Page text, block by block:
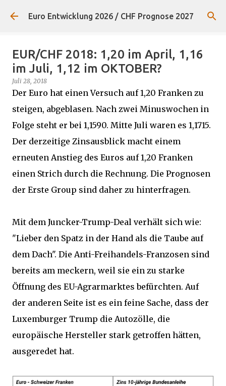
Direkt zum Hauptbereich
Euro Entwicklung 2026 / CHF Prognose 2027
EUR/CHF 2018: 1,20 im April, 1,16
im Juli, 1,12 im OKTOBER?
Juli 28, 2018
Der Euro hat einen Versuch auf 1,20 Franken zu
steigen, abgeblasen. Nach zwei Minuswochen in
Folge steht er bei 1,1590. Mitte Juli waren es 1,1715.
Der derzeitige Zinsausblick macht einem
erneuten Anstieg des Euros auf 1,20 Franken
einen Strich durch die Rechnung. Die Prognosen
der Erste Group sind daher zu hinterfragen.
Mit dem Juncker-Trump-Deal verhält sich wie:
"Lieber den Spatz in der Hand als die Taube auf
dem Dach". Die Anti-Freihandels-Franzosen sind
bereits am meckern, weil sie ein zu starke
Öffnung des EU-Agrarmarktes befürchten. Auf
der anderen Seite ist es ein feine Sache, dass der
Luxemburger Trump die Autozölle, die
europäische Hersteller stark getroffen hätten,
ausgeredet hat.